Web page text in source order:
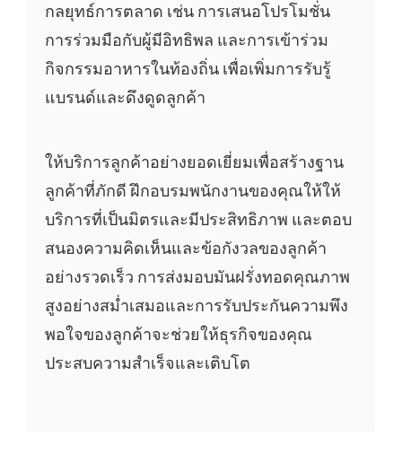
กลยุทธ์การตลาด เช่น การเสนอโปรโมชั่น
การร่วมมือกับผู้มีอิทธิพล และการเข้าร่วม
กิจกรรมอาหารในท้องถิ่น เพื่อเพิ่มการรับรู้
แบรนด์และดึงดูดลูกค้า
ให้บริการลูกค้าอย่างยอดเยี่ยมเพื่อสร้างฐาน
ลูกค้าที่ภักดี ฝึกอบรมพนักงานของคุณให้ให้
บริการที่เป็นมิตรและมีประสิทธิภาพ และตอบ
สนองความคิดเห็นและข้อกังวลของลูกค้า
อย่างรวดเร็ว การส่งมอบมันฝรั่งทอดคุณภาพ
สูงอย่างสม่ำเสมอและการรับประกันความพึง
พอใจของลูกค้าจะช่วยให้ธุรกิจของคุณ
ประสบความสำเร็จและเติบโต